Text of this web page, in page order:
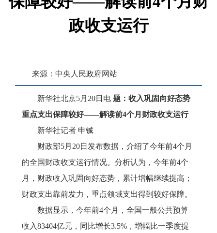
政收支运行
来源：中央人民政府网站
浏览次数：177次
收藏
新华社北京5月20日电 题：收入巩固向好态势
重点支出保障较好——解读前4个月财政收支运行
新华社记者 申铖
财政部5月20日发布数据，介绍了今年前4个月
的全国财政收支运行情况。分析认为，今年前4个
月，财政收入巩固向好态势，累计增幅继续提高；
财政支出靠前发力，重点领域支出得到较好保障。
数据显示，今年前4个月，全国一般公共预算
收入83404亿元，同比增长3.5%，增幅比一季度提